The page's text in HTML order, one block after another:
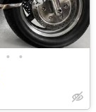
• •